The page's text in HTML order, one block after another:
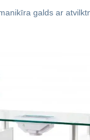
galds ar